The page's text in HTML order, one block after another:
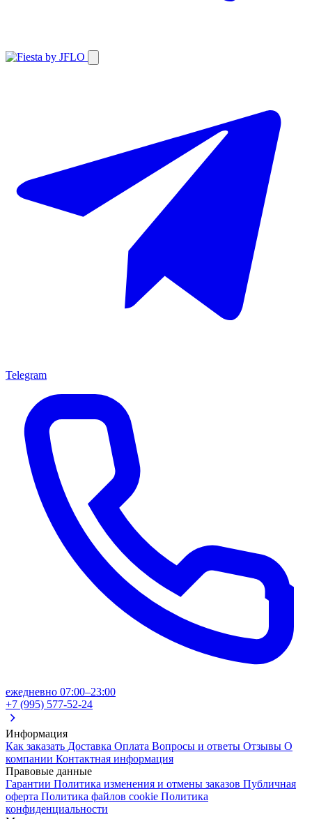
Telegram
ежедневно 07:00–23:00
+7 (995) 577-52-24
Информация
Как заказать Доставка Оплата Вопросы и ответы Отзывы О
компании Контактная информация
Правовые данные
Гарантии Политика изменения и отмены заказов Публичная
оферта Политика файлов cookie Политика
конфиденциальности